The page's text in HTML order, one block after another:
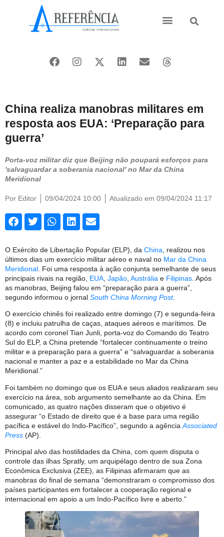
China realiza manobras militares em
resposta aos EUA: ‘Preparação para
guerra’
Porta-voz militar diz que Beijing não poupará esforços para
'salvaguardar a soberania nacional' no Mar da China
Meridional
Por Editor 09/04/2024 10:00 Atualizado em 09/04/2024 11:17
O Exército de Libertação Popular (ELP), da China , realizou nos
últimos dias um exercício militar aéreo e naval no Mar da China
Meridional . Foi uma resposta à ação conjunta semelhante de seus
principais rivais na região, EUA Japão Austrália e Filipinas . Após
as manobras, Beijing falou em “preparação para a guerra”,
segundo informou o jornal South China Morning Post.
O exercício chinês foi realizado entre domingo (7) e segunda-feira
(8) e incluiu patrulha de caças, ataques aéreos e marítimos. De
acordo com coronel Tian Junli, porta-voz do Comando do Teatro
Sul do ELP, a China pretende “fortalecer continuamente o treino
militar e a preparação para a guerra” e “salvaguardar a soberania
nacional e manter a paz e a estabilidade no Mar da China
Meridional.”
Foi também no domingo que os EUA e seus aliados realizaram seu
exercício na área, sob argumento semelhante ao da China. Em
comunicado, as quatro nações disseram que o objetivo é
assegurar “o Estado de direito que é a base para uma região
pacífica e estável do Indo-Pacífico”, segundo a agência Associated
Press (AP).
Principal alvo das hostilidades da China, com quem disputa o
controle das ilhas Spratly, um arquipélago dentro de sua Zona
Econômica Exclusiva (ZEE), as Filipinas afirmaram que as
manobras do final de semana “demonstraram o compromisso dos
países participantes em fortalecer a cooperação regional e
internacional em apoio a um Indo-Pacífico livre e aberto.”